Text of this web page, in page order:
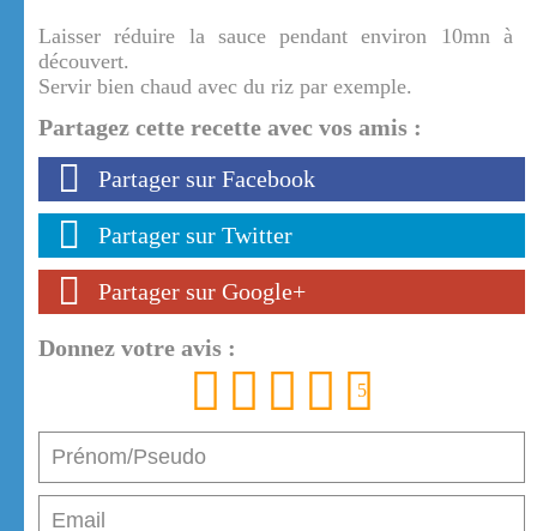
Laisser réduire la sauce pendant environ 10mn à
découvert.
Servir bien chaud avec du riz par exemple.
Partagez cette recette avec vos amis :
Partager sur Facebook
Partager sur Twitter
Partager sur Google+
Donnez votre avis :
5